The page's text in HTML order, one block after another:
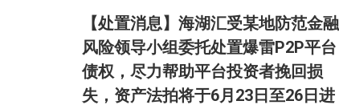
【处置消息】海湖汇受某地防范金融
风险领导小组委托处置爆雷P2P平台
债权，尽力帮助平台投资者挽回损
失，资产法拍将于6月23日至26日进